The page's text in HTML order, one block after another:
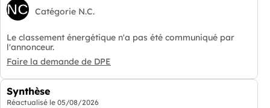
NC Catégorie N.C.
Le classement énergétique n'a pas été communiqué par
l'annonceur.
Faire la demande de DPE
Synthèse
Réactualisé le 05/08/2026